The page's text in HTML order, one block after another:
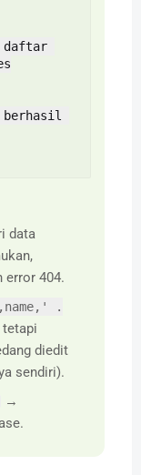
data
error 404.
.
diedit
sendiri).
→